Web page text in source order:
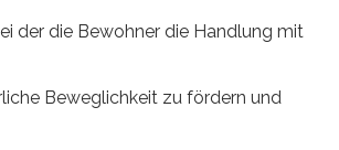
der die Bewohner die Handlung mit
Beweglichkeit zu fördern und